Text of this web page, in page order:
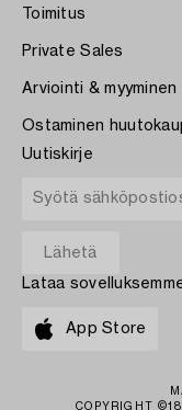
Toimitus
Private Sales
Arviointi & myyminen
Ostaminen
Uutiskirje
Lataa
App Store
COPYRIGHT